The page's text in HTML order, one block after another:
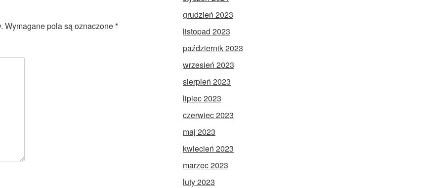
Wymagane pola są oznaczone*
grudzień 2023
listopad 2023
październik 2023
wrzesień 2023
sierpień 2023
lipiec 2023
czerwiec 2023
maj 2023
kwiecień 2023
marzec 2023
luty 2023